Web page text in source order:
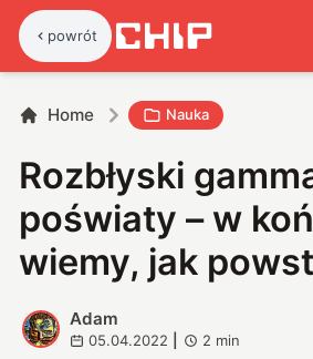
powrót
Home Nauka
Rozbłyski
poświaty – w
wiemy, jak
A
Adam
05.04.2022 2 min